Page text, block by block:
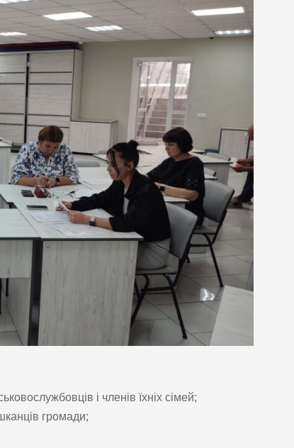
і членів їхніх сімей;
громади;